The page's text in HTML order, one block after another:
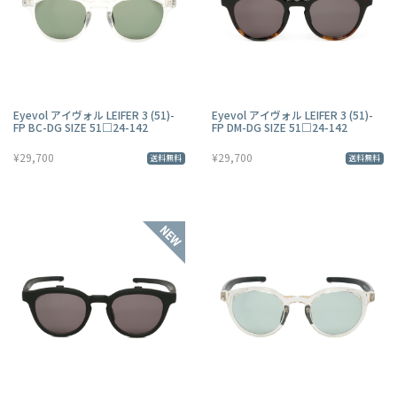
Eyevol アイヴォル LEIFER 3 (51)-
FP BC-DG SIZE 51□24-142
¥29,700 送料無料
Eyevol アイヴォル LEIFER 3 (51)-
FP DM-DG SIZE 51□24-142
¥29,700 送料無料